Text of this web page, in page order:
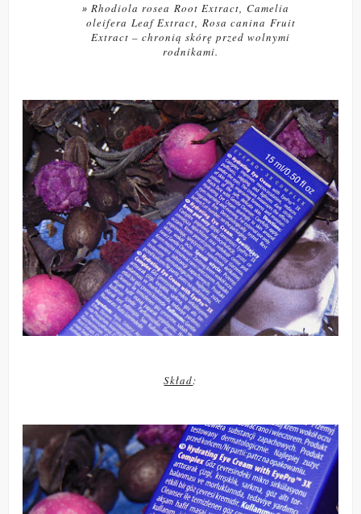
Rhodiola rosea Root Extract, Camelia
oleifera Leaf Extract, Rosa canina Fruit
Extract – chronią skórę przed wolnymi
rodnikami.
Skład: